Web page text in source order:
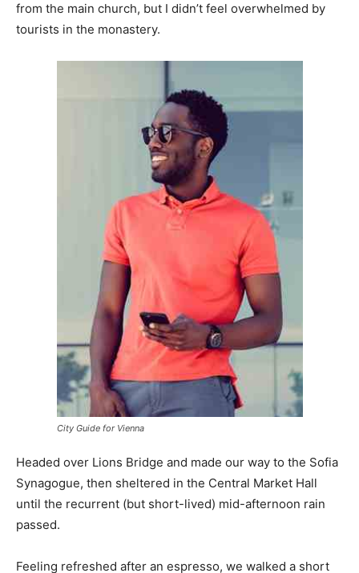
from the main church, but I didn’t feel overwhelmed by
tourists in the monastery.
City Guide for Vienna
Headed over Lions Bridge and made our way to the Sofia
Synagogue, then sheltered in the Central Market Hall
until the recurrent (but short-lived) mid-afternoon rain
passed.
Feeling refreshed after an espresso, we walked a short